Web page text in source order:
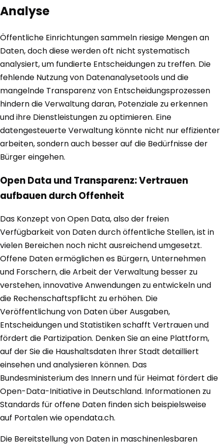
Analyse
Öffentliche Einrichtungen sammeln riesige Mengen an
Daten, doch diese werden oft nicht systematisch
analysiert, um fundierte Entscheidungen zu treffen. Die
fehlende Nutzung von Datenanalysetools und die
mangelnde Transparenz von Entscheidungsprozessen
hindern die Verwaltung daran, Potenziale zu erkennen
und ihre Dienstleistungen zu optimieren. Eine
datengesteuerte Verwaltung könnte nicht nur effizienter
arbeiten, sondern auch besser auf die Bedürfnisse der
Bürger eingehen.
Open Data und Transparenz: Vertrauen
aufbauen durch Offenheit
Das Konzept von Open Data, also der freien
Verfügbarkeit von Daten durch öffentliche Stellen, ist in
vielen Bereichen noch nicht ausreichend umgesetzt.
Offene Daten ermöglichen es Bürgern, Unternehmen
und Forschern, die Arbeit der Verwaltung besser zu
verstehen, innovative Anwendungen zu entwickeln und
die Rechenschaftspflicht zu erhöhen. Die
Veröffentlichung von Daten über Ausgaben,
Entscheidungen und Statistiken schafft Vertrauen und
fördert die Partizipation. Denken Sie an eine Plattform,
auf der Sie die Haushaltsdaten Ihrer Stadt detailliert
einsehen und analysieren können. Das
Bundesministerium des Innern und für Heimat fördert die
Open-Data-Initiative in Deutschland. Informationen zu
Standards für offene Daten finden sich beispielsweise
auf Portalen wie opendata.ch.
Die Bereitstellung von Daten in maschinenlesbaren